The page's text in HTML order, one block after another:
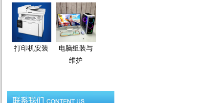
打印机安装
电脑组装与
维护